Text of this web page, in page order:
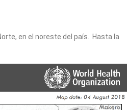
en el noreste del país. Hasta la